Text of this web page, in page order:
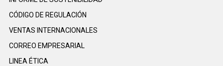
CÓDIGO DE REGULACIÓN
VENTAS INTERNACIONALES
CORREO EMPRESARIAL
LINEA ÉTICA